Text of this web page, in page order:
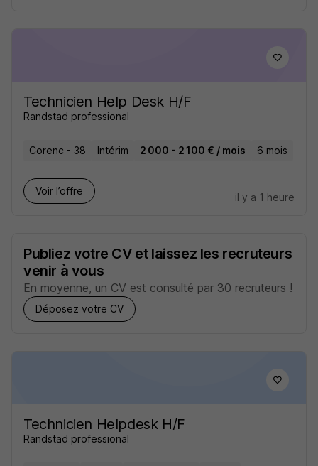
Technicien Help Desk H/F
Randstad professional
Corenc - 38 Intérim 2 000 - 2 100 € / mois 6 mois
Voir l’offre
il y a 1 heure
Publiez votre CV et laissez les recruteurs
venir à vous
En moyenne, un CV est consulté par 30 recruteurs !
Déposez votre CV
Technicien Helpdesk H/F
Randstad professional